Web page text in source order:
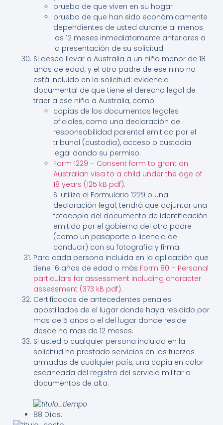
prueba de que viven en su hogar
prueba de que han sido económicamente
dependientes de usted durante al menos
los 12 meses inmediatamente anteriores a
la presentación de su solicitud.
Si desea llevar a Australia a un niño menor de 18
años de edad, y el otro padre de ese niño no
está incluido en la solicitud: evidencia
documental de que tiene el derecho legal de
traer a ese niño a Australia, como:
copias de los documentos legales
oficiales, como una declaración de
responsabilidad parental emitida por el
tribunal (custodia), acceso o custodia
legal dando su permiso.
Form 1229 – Consent form to grant an
Australian visa to a child under the age of
18 years (125 kB pdf).
Si utiliza el Formulario 1229 o una
declaración legal, tendrá que adjuntar una
fotocopia del documento de identificación
emitido por el gobierno del otro padre
(como un pasaporte o licencia de
conducir) con su fotografía y firma.
Para cada persona incluida en la aplicación que
tiene 16 años de edad o más Form 80 – Personal
particulars for assessment including character
assessment (373 kB pdf).
Certificados de antecedentes penales
apostillados de el lugar donde haya residido por
mas de 5 años o el del lugar donde reside
desde no mas de 12 meses.
Si usted o cualquier persona incluida en la
solicitud ha prestado servicios en las fuerzas
armadas de cualquier país, una copia en color
escaneada del registro del servicio militar o
documentos de alta.
88 Días.